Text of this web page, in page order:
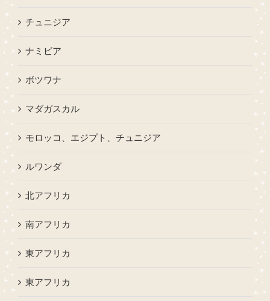
チュニジア
ナミビア
ボツワナ
マダガスカル
モロッコ、エジプト、チュニジア
ルワンダ
北アフリカ
南アフリカ
東アフリカ
東アフリカ